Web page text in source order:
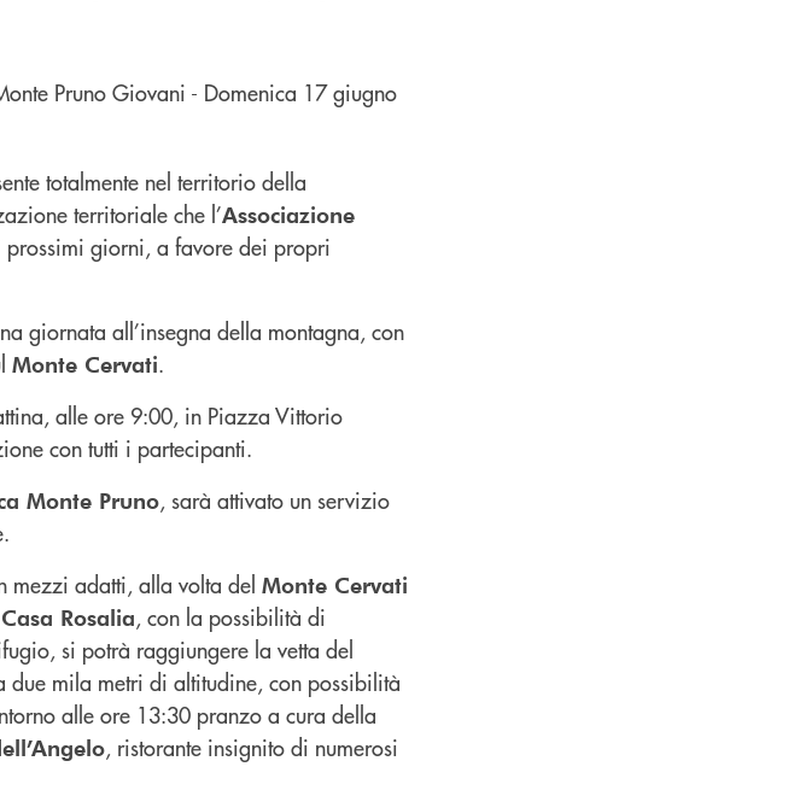
totalmente nel territorio della
territoriale che l’Associazione
prossimi giorni, a favore dei propri
giornata all’insegna della montagna, con
Monte Cervati.
alle ore 9:00, in Piazza Vittorio
con tutti i partecipanti.
Monte Pruno, sarà attivato un servizio
mezzi adatti, alla volta del Monte Cervati
Rosalia, con la possibilità di
si potrà raggiungere la vetta del
mila metri di altitudine, con possibilità
alle ore 13:30 pranzo a cura della
, ristorante insignito di numerosi